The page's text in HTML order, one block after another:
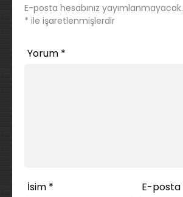
E-posta hesabınız yayımlanmayacak.
* ile işaretlenmişlerdir
Yorum *
İsim * E-posta